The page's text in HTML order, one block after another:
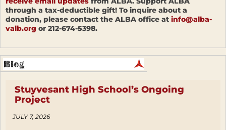
through a tax-deductible gift! To inquire about a
donation, please contact the ALBA office at info@alba-
valb.org or 212-674-5398.
Stuyvesant High School’s Ongoing
Project
JULY 7, 2026